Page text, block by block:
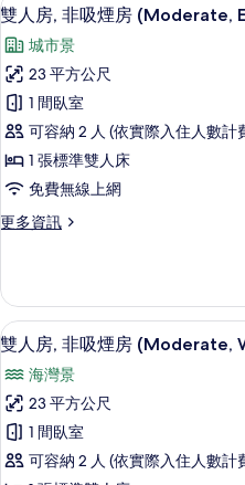
的
所
有
相
片
吸
房
(Moderate,
North
View)
的
詳
情
示
雙
人
房,
非
吸
煙
房
View)
的
所
有
相
片
5
雙人房, 非吸煙房 (Moderate,
城市景
23 平方公尺
1 間臥室
可容納 2 人 (依實際入住人數計
1 張標準雙人床
免費無線上網
更多資訊
更
房,
非
吸
房
(Moderate,
East
View)
的
詳
顯
示
雙
人
房,
非
6
雙人房, 非吸煙房 (Moderate,
海灣景
23 平方公尺
1 間臥室
可容納 2 人 (依實際入住人數計